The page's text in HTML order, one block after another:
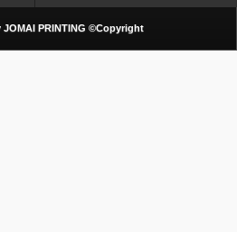
PRINTING ©Copyright